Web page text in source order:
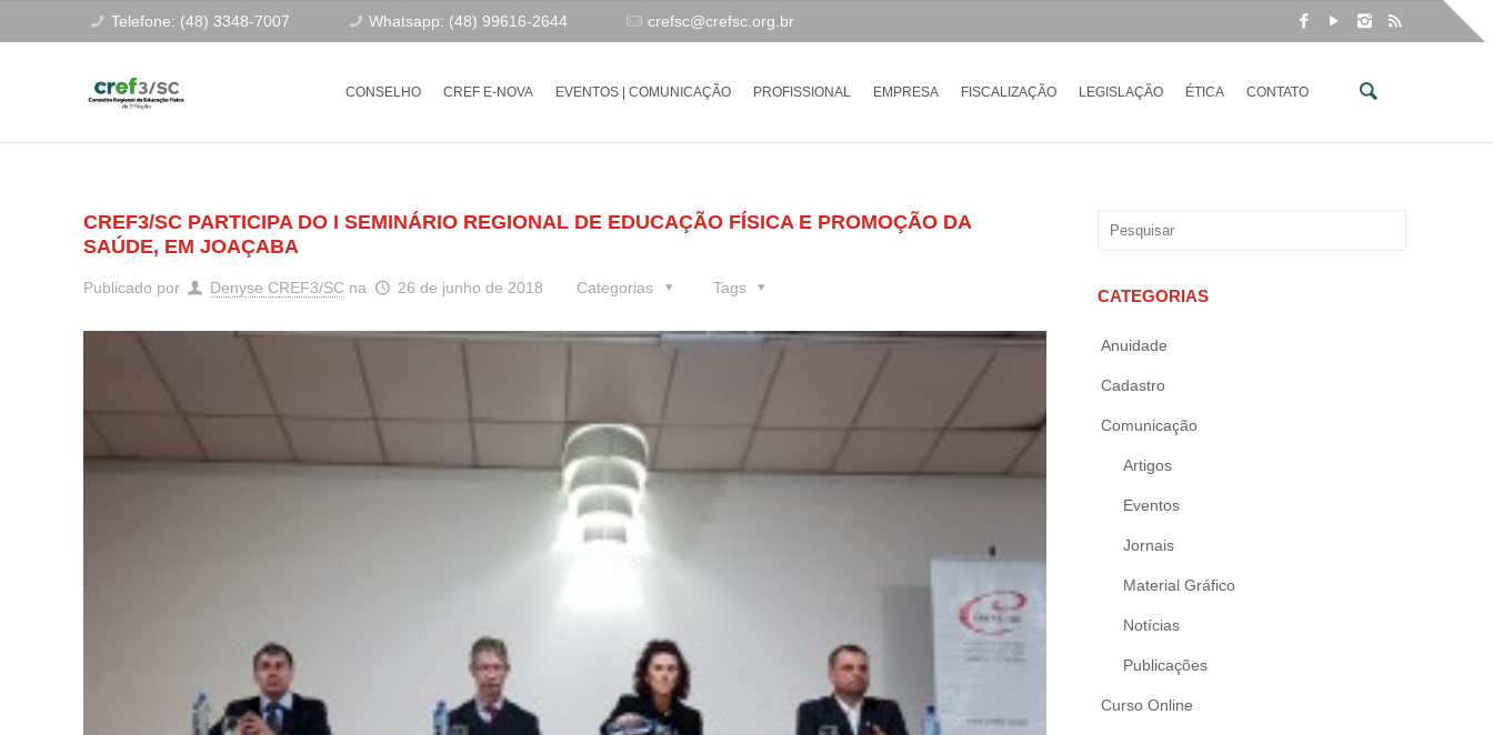
Telefone: (48) 3348-7007 Whatsapp: (48) 99616-2644 crefsc@crefsc.org.br
CONSELHO CREF E-NOVA EVENTOS | COMUNICAÇÃO PROFISSIONAL EMPRESA FISCALIZAÇÃO LEGISLAÇÃO ÉTICA CONTATO
CREF3/SC PARTICIPA DO I SEMINÁRIO REGIONAL DE EDUCAÇÃO FÍSICA E PROMOÇÃO DA
SAÚDE, EM JOAÇABA
Publicado por Denyse CREF3/SC na 26 de junho de 2018 Categorias Tags CATEGORIAS
Anuidade
Cadastro
Comunicação
Artigos
Eventos
Jornais
Material Gráfico
Notícias
Publicações
Curso Online